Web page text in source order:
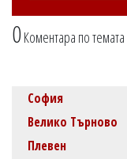
0Коментара по темата
София
Велико Търново
Плевен